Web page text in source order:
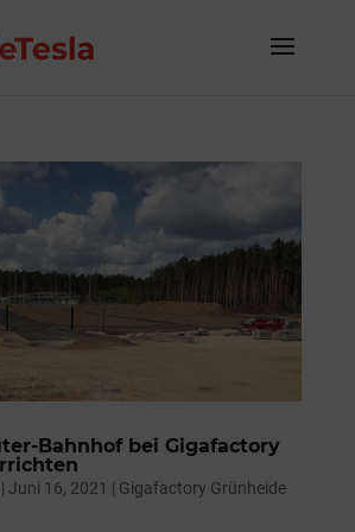
Bahnhof bei Gigafactory
| Juni 16, 2021 | Gigafactory Grünheide